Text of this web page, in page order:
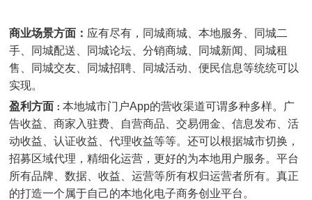
商业场景方面： 应有尽有，同城商城、本地服务、同城二
手、同城配送、同城论坛、分销商城、同城新闻、同城租
售、同城交友、同城招聘、同城活动、便民信息等统统可以
实现。
盈利方面 ： 本地城市门户App的营收渠道可谓多种多样。广
告收益、商家入驻费、自营商品、交易佣金、信息发布、活
动收益、认证收益、代理收益等等。还可以根据城市切换，
招募区域代理，精细化运营，更好的为本地用户服务。平台
所有品牌、数据、收益、运营等所有权归运营者所有。真正
的打造一个属于自己的本地化电子商务创业平台。